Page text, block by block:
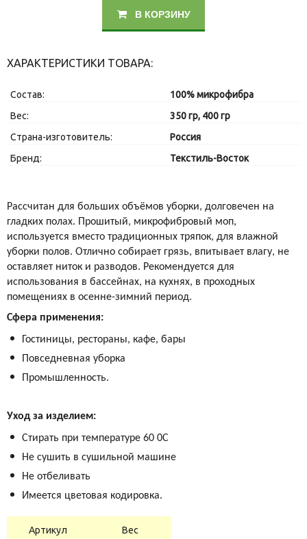
В КОРЗИНУ
ХАРАКТЕРИСТИКИ ТОВАРА:
Состав:
100% микрофибра
Вес:
350 гр, 400 гр
Страна-изготовитель:
Россия
Бренд:
Текстиль-Восток
Рассчитан для больших объёмов уборки, долговечен на
гладких полах. Прошитый, микрофибровый моп,
используется вместо традиционных тряпок, для влажной
уборки полов. Отлично собирает грязь, впитывает влагу, не
оставляет ниток и разводов. Рекомендуется для
использования в бассейнах, на кухнях, в проходных
помещениях в осенне-зимний период.
Сфера применения:
Гостиницы, рестораны, кафе, бары
Повседневная уборка
Промышленность.
Уход за изделием:
Стирать при температуре 60 0С
Не сушить в сушильной машине
Не отбеливать
Имеется цветовая кодировка.
Артикул Вес